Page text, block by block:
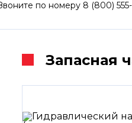
по номеру 8 (800)
Запасная